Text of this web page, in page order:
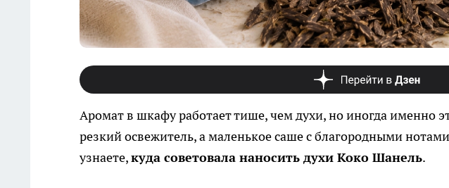
Аромат в шкафу работает тише, чем духи, но иногда именно
резкий освежитель, а маленькое саше с благородными
узнаете,куда советовала наносить духи Коко Шанель.